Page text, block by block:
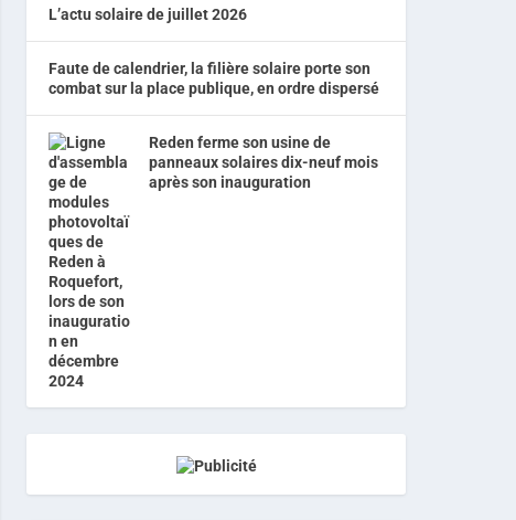
L’actu solaire de juillet 2026
Faute de calendrier, la filière solaire porte son
combat sur la place publique, en ordre dispersé
Reden ferme son usine de
panneaux solaires dix-neuf mois
après son inauguration